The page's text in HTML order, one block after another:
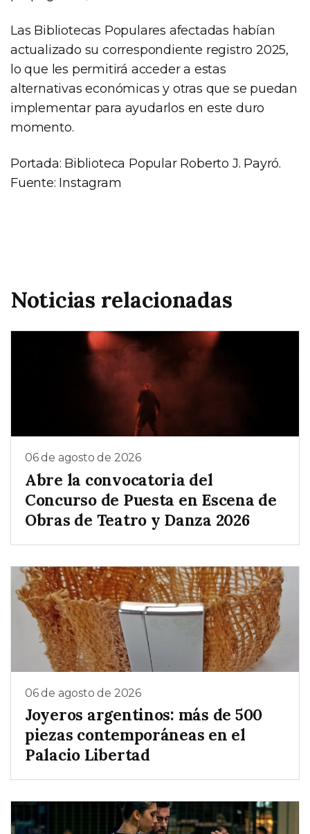
Las Bibliotecas Populares afectadas habían
actualizado su correspondiente registro 2025,
lo que les permitirá acceder a estas
alternativas económicas y otras que se puedan
implementar para ayudarlos en este duro
momento.
Portada: Biblioteca Popular Roberto J. Payró.
Fuente: Instagram
Noticias relacionadas
06 de agosto de 2026
Abre la convocatoria del
Concurso de Puesta en Escena de
Obras de Teatro y Danza 2026
06 de agosto de 2026
Joyeros argentinos: más de 500
piezas contemporáneas en el
Palacio Libertad